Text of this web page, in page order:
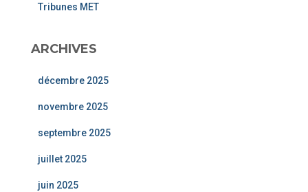
Tribunes MET
ARCHIVES
décembre 2025
novembre 2025
septembre 2025
juillet 2025
juin 2025